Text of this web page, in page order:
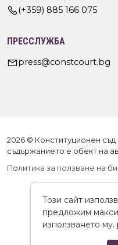
(+359) 885 166 075
ПРЕССЛУЖБА
press@constcourt.bg
2026 © Конституционен
съдържанието е обект на
Политика за ползване на
Този сайт
предложим
използването му.